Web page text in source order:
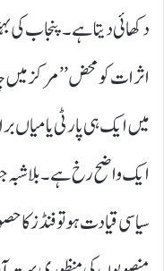
دکھائی دیتا ہے۔ پنجاب
اثرات کو محض ’’ مرکز
میں ایک ہی پارٹی یا میاں
ایک واضح رخ ہے۔
سیاسی قیادت ہو تو فنڈز